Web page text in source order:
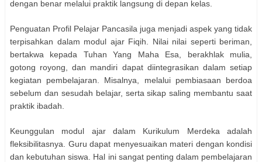
dengan benar melalui praktik langsung di depan kelas.
Penguatan Profil Pelajar Pancasila juga menjadi aspek yang tidak
terpisahkan dalam modul ajar Fiqih. Nilai nilai seperti beriman,
bertakwa kepada Tuhan Yang Maha Esa, berakhlak mulia,
gotong royong, dan mandiri dapat diintegrasikan dalam setiap
kegiatan pembelajaran. Misalnya, melalui pembiasaan berdoa
sebelum dan sesudah belajar, serta sikap saling membantu saat
praktik ibadah.
Keunggulan modul ajar dalam Kurikulum Merdeka adalah
fleksibilitasnya. Guru dapat menyesuaikan materi dengan kondisi
dan kebutuhan siswa. Hal ini sangat penting dalam pembelajaran